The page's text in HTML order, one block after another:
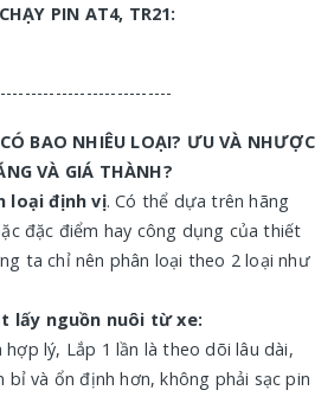
PIN AT4, TR21:
BAO NHIÊU LOẠI? ƯU VÀ NHƯỢC
VÀ GIÁ THÀNH?
loại định vị. Có thể dựa trên hãng
đặc điểm hay công dụng của thiết
ta chỉ nên phân loại theo 2 loại như
lấy nguồn nuôi từ xe:
lý, Lắp 1 lần là theo dõi lâu dài,
và ổn định hơn, không phải sạc pin